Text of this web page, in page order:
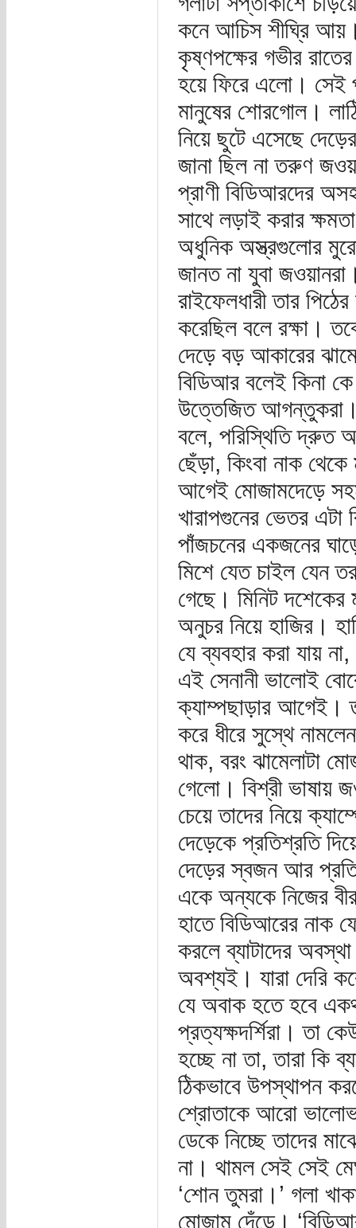
কনে আচিস শীঘ্রি আয়।
কৃষ্ণপক্ষের গভীর
হয়ে ফিরে এলো। সেই
মানুষের শোরগোল।
নিয়ে ছুটে এসেছে
জানা ছিল না তরুণ
প্রাণী বিডিআরদের
সাথে লড়াই করার
অধুনিক অস্ত্রগুলোর
জানত না যুবা
রাইফেলধারী তার
করেছিল বলে রক্ষা।
দেড়ে বড় আকারের
বিডিআর বলেই কিনা
উত্তেজিত আগন্তুকরা।
বলে, পরিস্থিতি দ্রুত
ছেঁড়া, কিংবা নাক
আগেই মোজামদেড়ে
খারাপগুনের ভেতর
পাঁজচনের একজনের
মিশে যেত চাইল যেন
গেছে। মিনিট
অনুচর নিয়ে হাজির।
যে ব্যবহার করা যায়
এই সেনানী ভালোই
ক্যাম্পছাড়ার আগেই।
করে ধীরে সুস্থে
থাক, বরং ঝামেলাটা
গেলো। বিশ্রী ভাষায়
চেয়ে তাদের নিয়ে
দেড়েকে প্রতিশ্রতি
দেড়ের স্বজন আর
একে অন্যকে নিজের
হাতে বিডিআরের নাক
করলে ব্যাটাদের
অবশ্যই। যারা দেরি
যে অবাক হতে হবে
প্রত্যক্ষদর্শিরা। তা
হচ্ছে না তা, তারা কি
ঠিকভাবে উপস্থাপন
শ্রোতাকে আরো
ডেকে নিচ্ছে তাদের
না। থামল সেই সেই
‘শোন তুমরা।’ গলা
মোজাম দেঁড়ে।